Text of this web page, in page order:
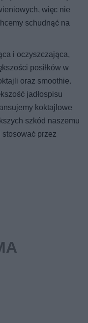
więc nie
schudnąć na
i oczyszczająca,
posiłków w
oraz smoothie.
jadłospisu
koktajlowe
szkód naszemu
przez